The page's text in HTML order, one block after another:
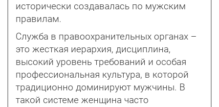
исторически создавалась по мужским
правилам.
Служба в правоохранительных органах –
это жесткая иерархия, дисциплина,
высокий уровень требований и особая
профессиональная культура, в которой
традиционно доминируют мужчины. В
такой системе женщина часто